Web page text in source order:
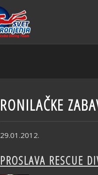
RONILAČKE
29.01.2012.
PROSLAVA RESCUE